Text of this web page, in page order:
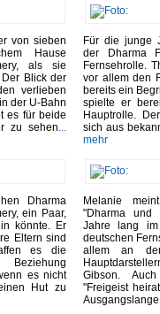
von sieben
Hause
als sie
Blick der
verlieben
der U-Bahn
es für beide
zu sehen...
Für die junge
der Dharma
Fernsehrolle.
vor allem den
bereits ein
spielte er
Hauptrolle.
sich aus
mehr
Dharma
ein Paar,
könnte. Er
Eltern sind
es die
es nicht
Hut zu
Melanie
"Dharma und
Jahre lang im
deutschen
allem an
Gibson.
"Freigeist